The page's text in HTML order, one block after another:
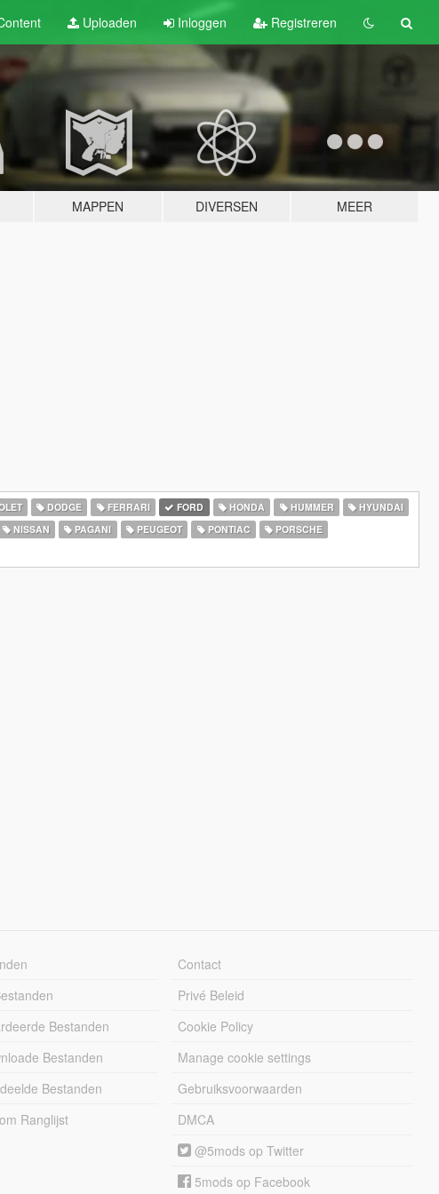
Uploaden Inloggen Registreren
MAPPEN DIVERSEN MEER
DODGE FERRARI FORD HONDA HUMMER
HYUNDAI
NISSAN PAGANI PEUGEOT PONTIAC
PORSCHE
Bestanden
Bestanden
Bestanden
Ranglijst
Contact
Privé Beleid
Cookie Policy
Manage cookie settings
Gebruiksvoorwaarden
DMCA
@5mods op Twitter
5mods op Facebook